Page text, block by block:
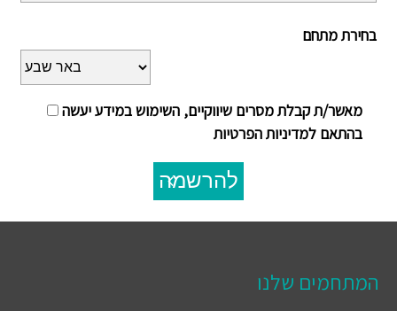
בחירת מתחם
מאשר/ת קבלת מסרים שיווקיים, השימוש במידע יעשה
בהתאם למדיניות הפרטיות
להרשמה
המתחמים שלנו